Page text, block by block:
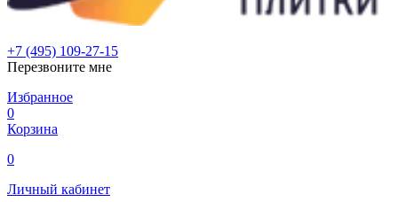
+7 (495) 109-27-15
Перезвоните мне
Избранное
0
Корзина
0
Личный кабинет